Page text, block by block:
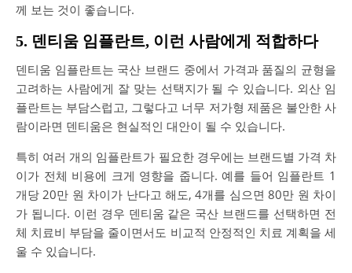
께 보는 것이 좋습니다.
5. 덴티움 임플란트, 이런 사람에게 적합하다
덴티움 임플란트는 국산 브랜드 중에서 가격과 품질의 균형을
고려하는 사람에게 잘 맞는 선택지가 될 수 있습니다. 외산 임
플란트는 부담스럽고, 그렇다고 너무 저가형 제품은 불안한 사
람이라면 덴티움은 현실적인 대안이 될 수 있습니다.
특히 여러 개의 임플란트가 필요한 경우에는 브랜드별 가격 차
이가 전체 비용에 크게 영향을 줍니다. 예를 들어 임플란트 1
개당 20만 원 차이가 난다고 해도, 4개를 심으면 80만 원 차이
가 됩니다. 이런 경우 덴티움 같은 국산 브랜드를 선택하면 전
체 치료비 부담을 줄이면서도 비교적 안정적인 치료 계획을 세
울 수 있습니다.